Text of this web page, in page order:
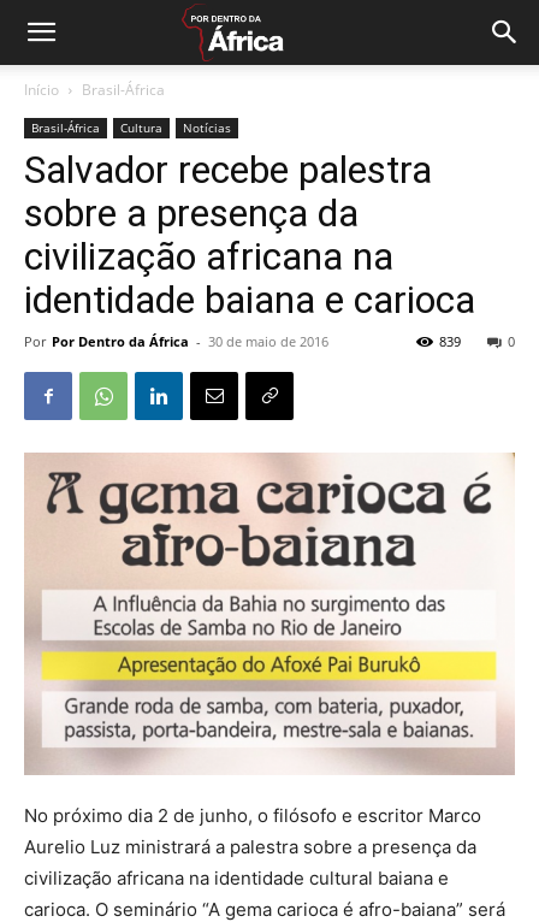
Início Brasil-África
Brasil-África Cultura Notícias
Salvador recebe palestra
sobre a presença da
civilização africana na
identidade baiana e carioca
Por Por Dentro da África - 30 de maio de 2016 0
839
No próximo dia 2 de junho, o filósofo e escritor Marco
Aurelio Luz ministrará a palestra sobre a presença da
civilização africana na identidade cultural baiana e
carioca. O seminário “A gema carioca é afro-baiana” será